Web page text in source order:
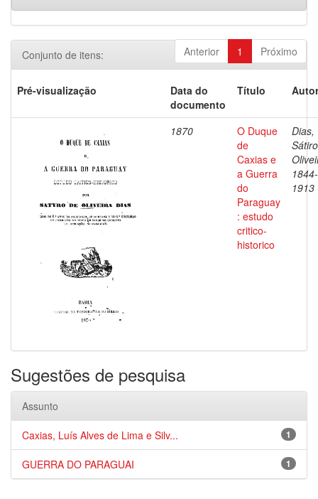
Anterior 1 Próximo
Conjunto de itens:
Pré-visualização
Data do
documento
Título
1870
O Duque
de
Caxias e
a Guerra
do
Paraguay
: estudo
critico-
historico
Dias,
1844-
1913
Sugestões de pesquisa
Assunto
1
Caxias, Luís Alves de Lima e Silv...
1
GUERRA DO PARAGUAI